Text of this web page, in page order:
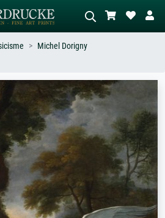
bijv.
Beschrijf de scène – bijv. groene
weide, abstract met veel rood, donker
olieverfschilderij, staand naakt naast
een boom.
Michel Dorigny